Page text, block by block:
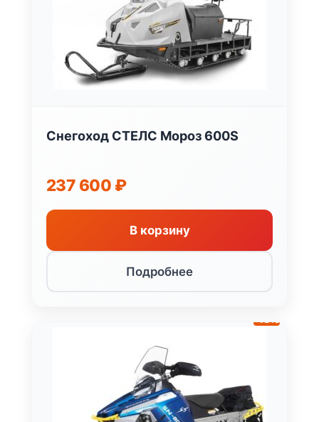
Снегоход СТЕЛС Мороз 600S
237 600 ₽
В корзину
Подробнее
-13%